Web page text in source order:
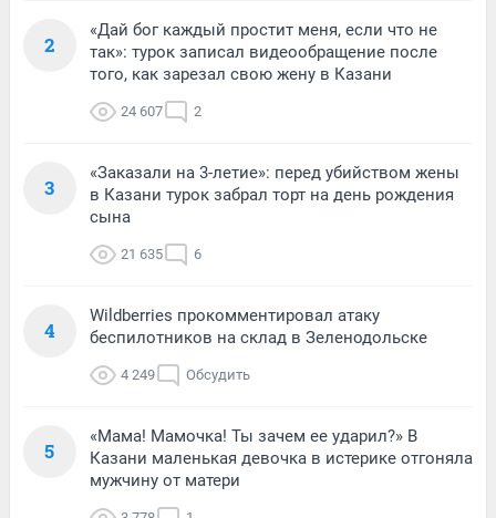
2
«Дай бог каждый простит меня, если что не
так»: турок записал видеообращение после
того, как зарезал свою жену в Казани
24 607 2
3
«Заказали на 3-летие»: перед убийством жены
в Казани турок забрал торт на день рождения
сына
21 635 6
4
Wildberries прокомментировал атаку
беспилотников на склад в Зеленодольске
4 249 Обсудить
5
«Мама! Мамочка! Ты зачем ее ударил?» В
Казани маленькая девочка в истерике отгоняла
мужчину от матери